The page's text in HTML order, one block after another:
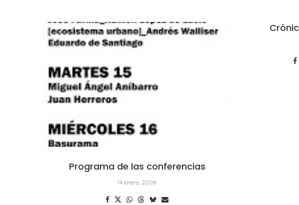
Programa de las conferencias
14 enero, 2008